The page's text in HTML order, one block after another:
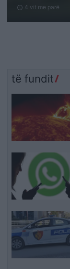
schedule 4 vit me parë
të fundit